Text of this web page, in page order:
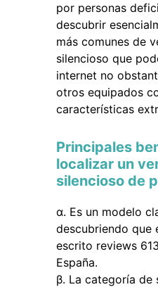
por personas
descubrir
más comunes de
silencioso que
internet no
otros equipados
características
Principales
localizar un
silencioso de
Es un modelo
descubriendo que
escrito reviews
España.
La categoría de